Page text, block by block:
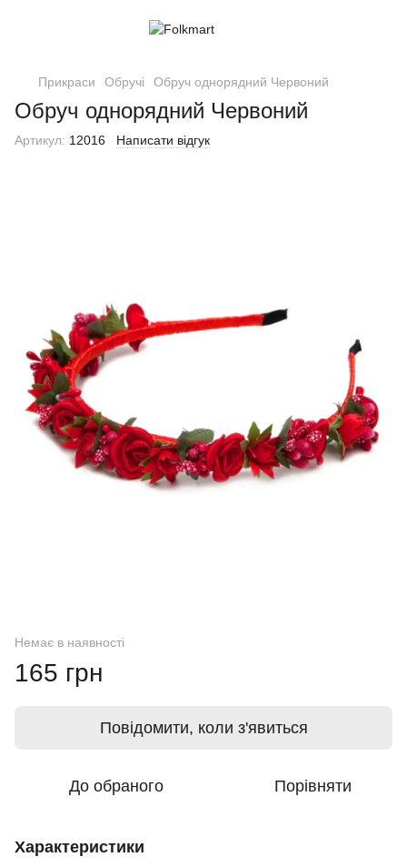
Прикраси Обручі Обруч однорядний Червоний
Обруч однорядний Червоний
Артикул: 12016 Написати відгук
Немає в наявності
165 грн
Повідомити, коли з'явиться
До обраного Порівняти
Характеристики